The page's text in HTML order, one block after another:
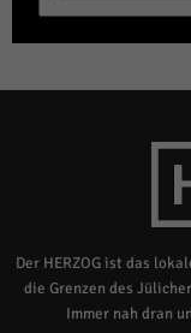
Der HERZOG ist das
die Grenzen des
Immer nah dran